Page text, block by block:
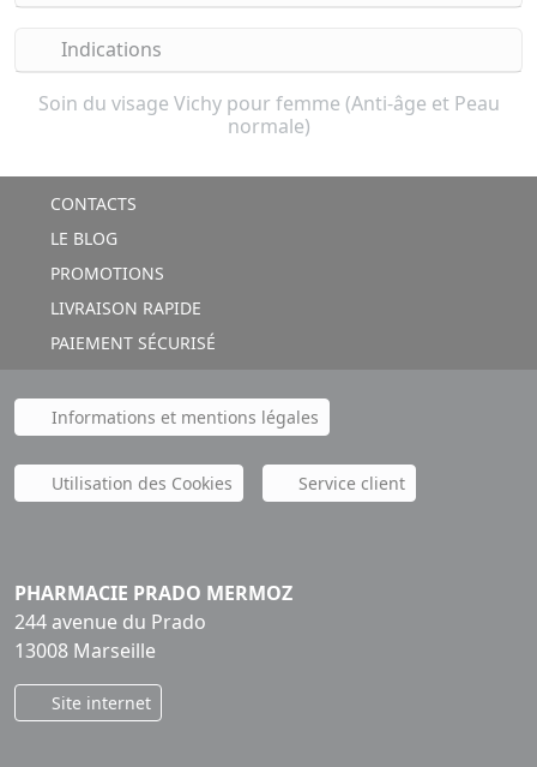
Indications
Soin du visage Vichy pour femme (Anti-âge et Peau
normale)
CONTACTS
LE BLOG
PROMOTIONS
LIVRAISON RAPIDE
PAIEMENT SÉCURISÉ
Informations et mentions légales
Utilisation des Cookies Service client
PHARMACIE PRADO MERMOZ
244 avenue du Prado
13008 Marseille
Site internet